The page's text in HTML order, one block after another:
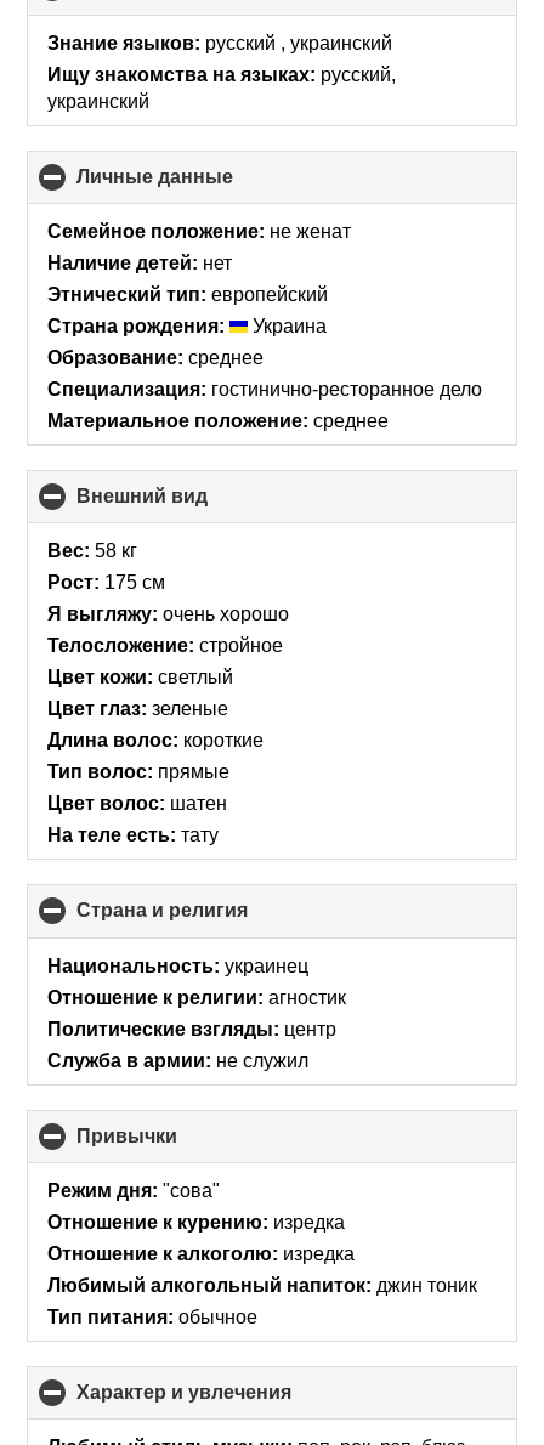
to
collapse
Знание языков: русский , украинский
Ищу знакомства на языках: русский,
украинский
Личные данные
to
collapse
Семейное положение: не женат
Наличие детей: нет
Этнический тип: европейский
Страна рождения:
Украина
Образование: среднее
Специализация: гостинично-ресторанное дело
Материальное положение: среднее
Внешний вид
to
Вес: 58 кг
Рост: 175 см
Я выгляжу: очень хорошо
Телосложение: стройное
Цвет кожи: светлый
Цвет глаз: зеленые
Длина волос: короткие
Тип волос: прямые
Цвет волос: шатен
На теле есть: тату
Страна и религия
to
collapse
contents
Национальность: украинец
Отношение к религии: агностик
Политические взгляды: центр
Служба в армии: не служил
Привычки
to
collapse
Режим дня: "сова"
Отношение к курению: изредка
Отношение к алкоголю: изредка
Любимый алкогольный напиток: джин тоник
Тип питания: обычное
Характер и увлечения
to